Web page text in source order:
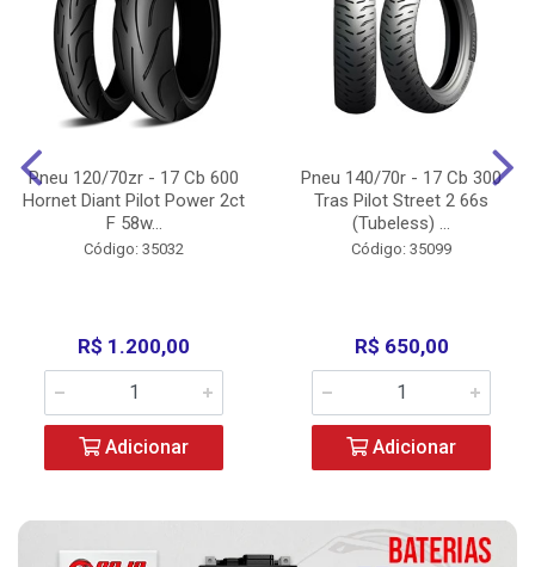
Pneu 120/70zr - 17 Cb 600
Hornet Diant Pilot Power 2ct
F 58w...
Código: 35032
R$ 1.200,00
Adicionar
Pneu 140/70r - 17 Cb 300
Tras Pilot Street 2 66s
(Tubeless) ...
Código: 35099
R$ 650,00
Adicionar